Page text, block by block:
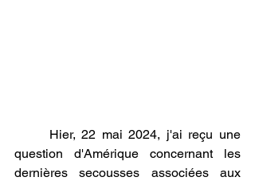
question d'Amérique concernant les
dernières secousses associées aux